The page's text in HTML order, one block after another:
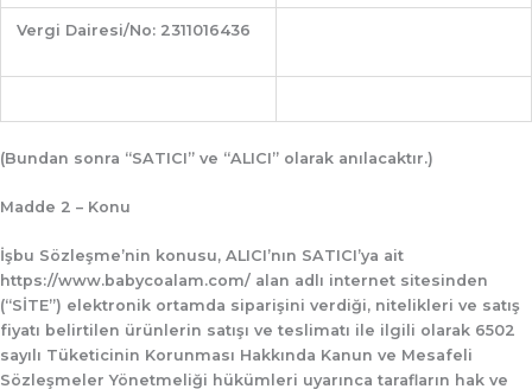
Vergi Dairesi/No:2311016436
(Bundan sonra “SATICI” ve “ALICI” olarak anılacaktır.)
Madde 2 – Konu
İşbu Sözleşme’nin konusu, ALICI’nın SATICI’ya ait
https://www.babycoalam.com/ alan adlı internet sitesinden
(“SİTE”) elektronik ortamda siparişini verdiği, nitelikleri ve satış
fiyatı belirtilen ürünlerin satışı ve teslimatı ile ilgili olarak 6502
sayılı Tüketicinin Korunması Hakkında Kanun ve Mesafeli
Sözleşmeler Yönetmeliği hükümleri uyarınca tarafların hak ve